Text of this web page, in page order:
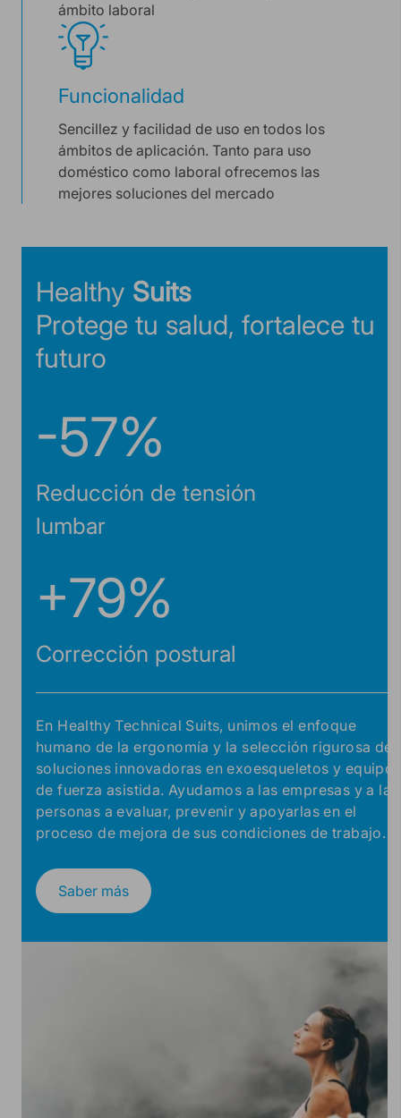
ámbito laboral
Funcionalidad
Sencillez y facilidad de uso en todos los
ámbitos de aplicación. Tanto para uso
doméstico como laboral ofrecemos las
mejores soluciones del mercado
Healthy Suits
Protege tu salud, fortalece tu
futuro
-57%
Reducción de tensión
lumbar
+79%
Corrección postural
En Healthy Technical Suits, unimos el enfoque
humano de la ergonomía y la selección rigurosa de
soluciones innovadoras en exoesqueletos y equipos
de fuerza asistida. Ayudamos a las empresas y a las
personas a evaluar, prevenir y apoyarlas en el
proceso de mejora de sus condiciones de trabajo.
Saber más